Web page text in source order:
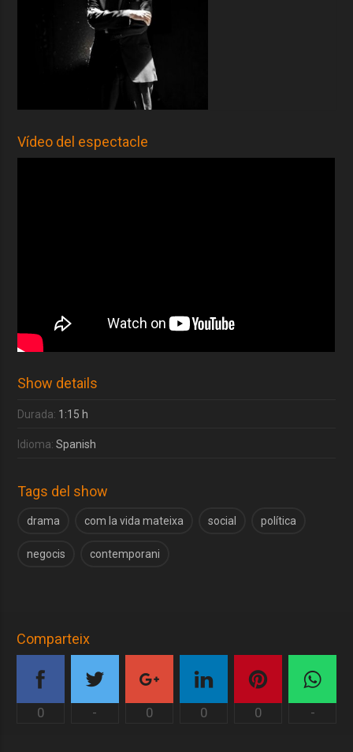
Vídeo del espectacle
Show details
Durada: 1:15 h
Idioma:Spanish
Tags del show
drama com la vida mateixa social política
negocis contemporani
Comparteix
0 - 0 0 0 -